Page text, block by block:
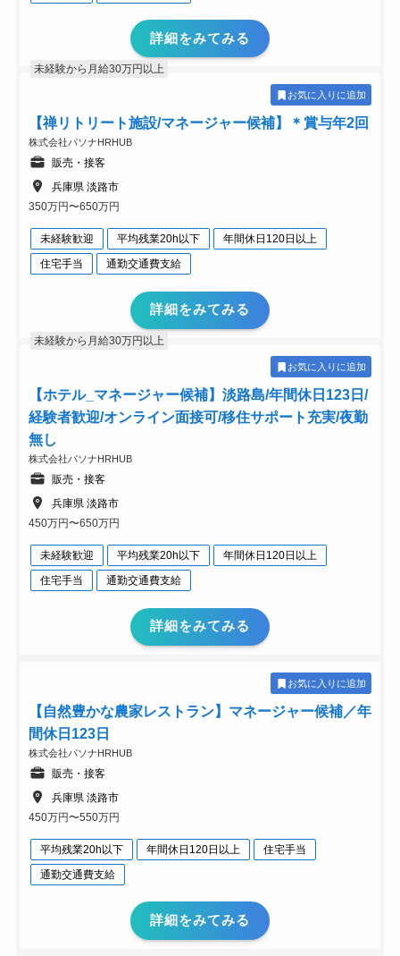
詳細をみてみる
未経験から月給30万円以上
お気に入りに追加
【禅リトリート施設/マネージャー候補】＊賞与年2回
株式会社パソナHRHUB
販売・接客
兵庫県 淡路市
350万円〜650万円
未経験歓迎 平均残業20h以下
年間休日120日以上
住宅手当
通勤交通費支給
詳細をみてみる
未経験から月給30万円以上
お気に入りに追加
【ホテル_マネージャー候補】淡路島/年間休日123日/
経験者歓迎/オンライン面接可/移住サポート充実/夜勤
無し
株式会社パソナHRHUB
販売・接客
兵庫県 淡路市
450万円〜650万円
未経験歓迎 平均残業20h以下
年間休日120日以上
住宅手当
通勤交通費支給
詳細をみてみる
お気に入りに追加
【自然豊かな農家レストラン】マネージャー候補／年
間休日123日
株式会社パソナHRHUB
販売・接客
兵庫県 淡路市
450万円〜550万円
平均残業20h以下 年間休日120日以上
住宅手当
通勤交通費支給
詳細をみてみる